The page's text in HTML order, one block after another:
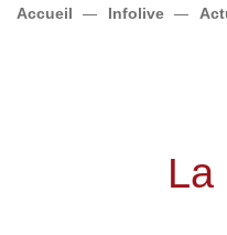
Accueil Infolive
La